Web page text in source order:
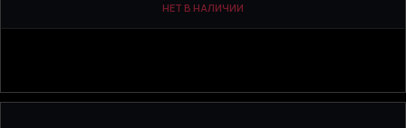
НЕТ В НАЛИЧИИ